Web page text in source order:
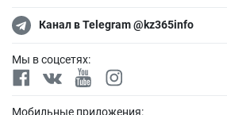
Канал в Telegram @kz365info
Мы в соцсетях:
Мобильные приложения: